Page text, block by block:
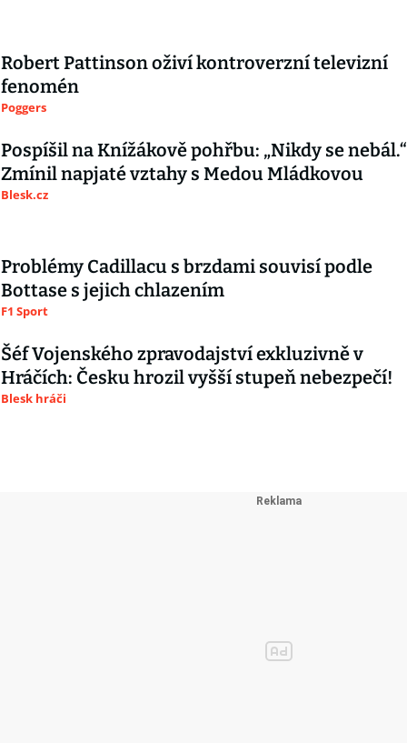
Robert Pattinson oživí kontroverzní televizní
fenomén
Poggers
Pospíšil na Knížákově pohřbu: „Nikdy se nebál.“
Zmínil napjaté vztahy s Medou Mládkovou
Blesk.cz
Problémy Cadillacu s brzdami souvisí podle
Bottase s jejich chlazením
F1 Sport
Šéf Vojenského zpravodajství exkluzivně v
Hráčích: Česku hrozil vyšší stupeň nebezpečí!
Blesk hráči